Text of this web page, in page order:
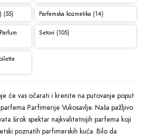
(55) Parfemska kozmetika (14)
Setovi (105)
će vas očarati i krenite na putovanje poput
Parfimerije Vukosavlje. Naša pažljivo
širok spektar najkvalitetnijih parfema koji
poznatih parfimerskih kuća. Bilo da